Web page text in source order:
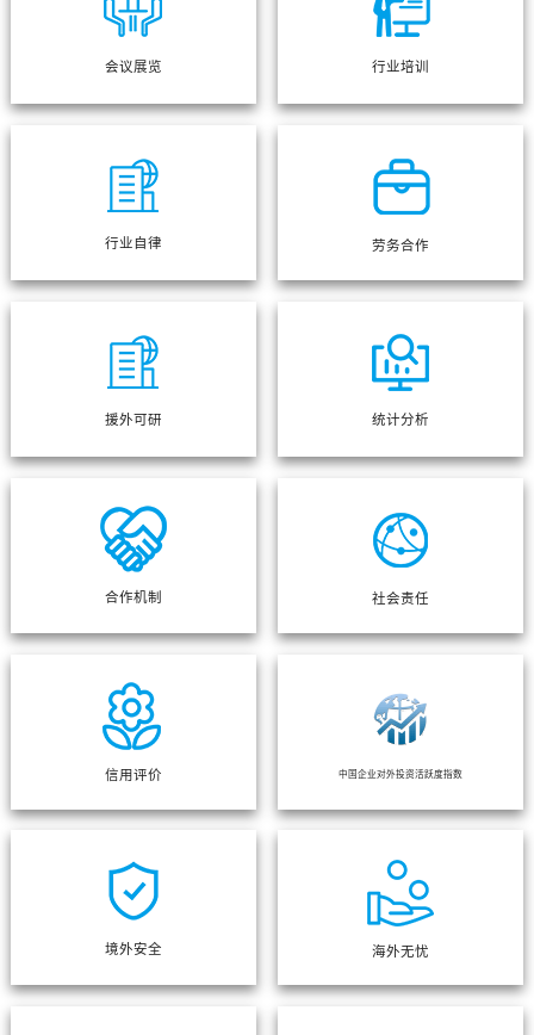
会议展览 行业培训
行业自律 劳务合作
援外可研 统计分析
合作机制 社会责任
信用评价 中国企业对外投资活跃度指数
境外安全 海外无忧